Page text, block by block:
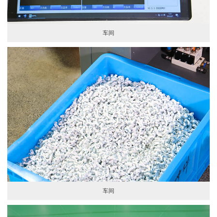
车间
车间